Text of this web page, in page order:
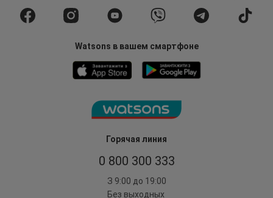
Горячая линия
0 800 300 333
З 9:00 до 19:00
Без выходных
Watsons в вашем смартфоне